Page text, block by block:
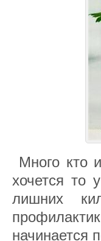
Много кто
хочется то
лишних
начинается